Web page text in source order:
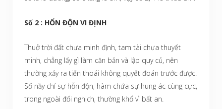
Số 2 : HỔN ĐỘN VI ĐỊNH
Thuở trời đất chưa minh định, tam tài chưa thuyết
minh, chẳng lấy gì làm căn bản và lập quy củ, nên
thường xảy ra tiến thoái không quyết đoán trước được.
Số nầy chỉ sự hỗn độn, hàm chứa sự hung ác cùng cực,
trong ngoài đối nghịch, thường khổ vì bất an.